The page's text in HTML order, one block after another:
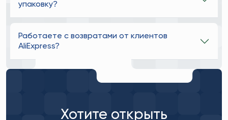
упаковку?
Работаете с возвратами от клиентов
AliExpress?
Хотите открыть